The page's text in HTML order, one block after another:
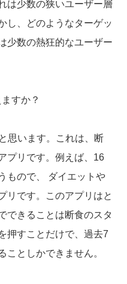
は少数の狭いユーザー層
し、どのようなターゲッ
少数の熱狂的なユーザー
すか？
思います。これは、断
プリです。例えば、16
もので、 ダイエットや
リです。このアプリはと
できることは断食のスタ
押すことだけで、過去7
ことしかできません。